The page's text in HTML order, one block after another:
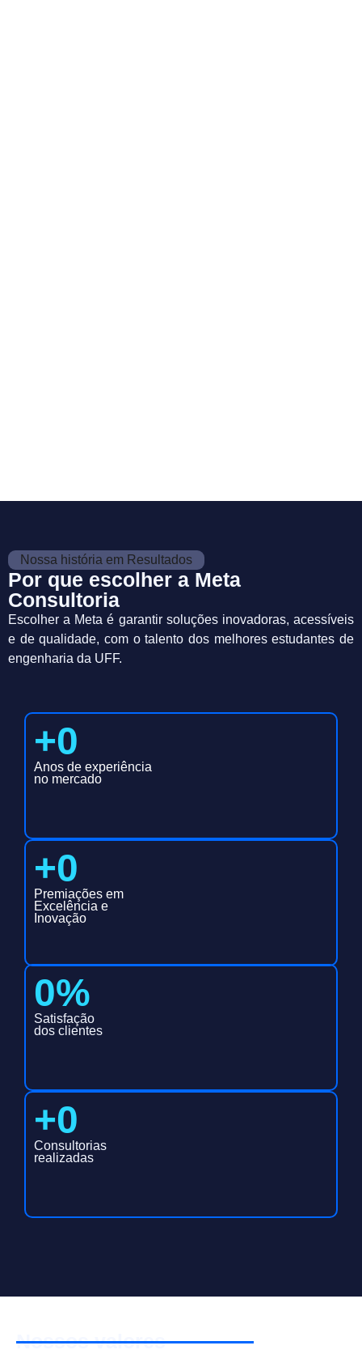
Nossa história em Resultados
Por que escolher a Meta
Consultoria
Escolher a Meta é garantir soluções inovadoras, acessíveis
e de qualidade, com o talento dos melhores estudantes de
engenharia da UFF.
Anos de experiência
no mercado
+0
Premiações em
Excelência e
Inovação
+0
Satisfação
dos clientes
0%
Consultorias
realizadas
+0
Nossos valores